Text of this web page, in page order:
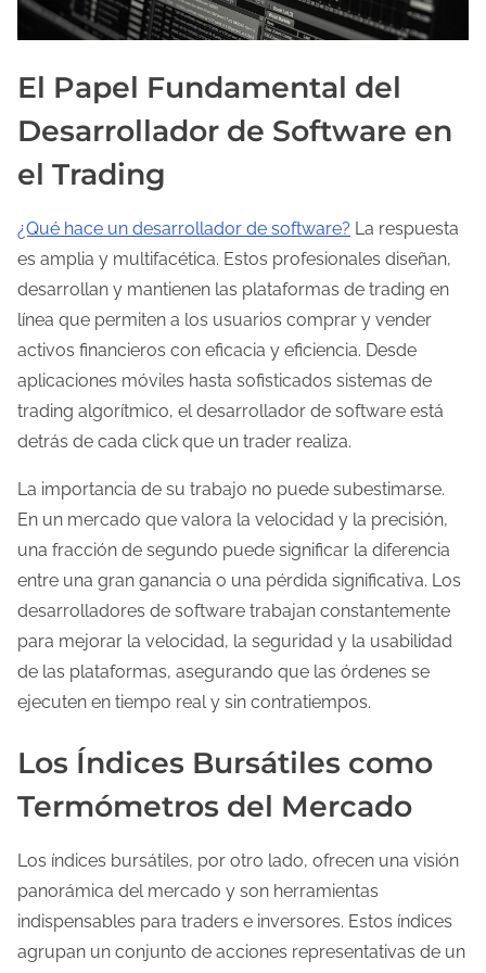
El Papel Fundamental del
Desarrollador de Software en
el Trading
¿Qué hace un desarrollador de software? La respuesta
es amplia y multifacética. Estos profesionales diseñan,
desarrollan y mantienen las plataformas de trading en
línea que permiten a los usuarios comprar y vender
activos financieros con eficacia y eficiencia. Desde
aplicaciones móviles hasta sofisticados sistemas de
trading algorítmico, el desarrollador de software está
detrás de cada click que un trader realiza.
La importancia de su trabajo no puede subestimarse.
En un mercado que valora la velocidad y la precisión,
una fracción de segundo puede significar la diferencia
entre una gran ganancia o una pérdida significativa. Los
desarrolladores de software trabajan constantemente
para mejorar la velocidad, la seguridad y la usabilidad
de las plataformas, asegurando que las órdenes se
ejecuten en tiempo real y sin contratiempos.
Los Índices Bursátiles como
Termómetros del Mercado
Los índices bursátiles, por otro lado, ofrecen una visión
panorámica del mercado y son herramientas
indispensables para traders e inversores. Estos índices
agrupan un conjunto de acciones representativas de un